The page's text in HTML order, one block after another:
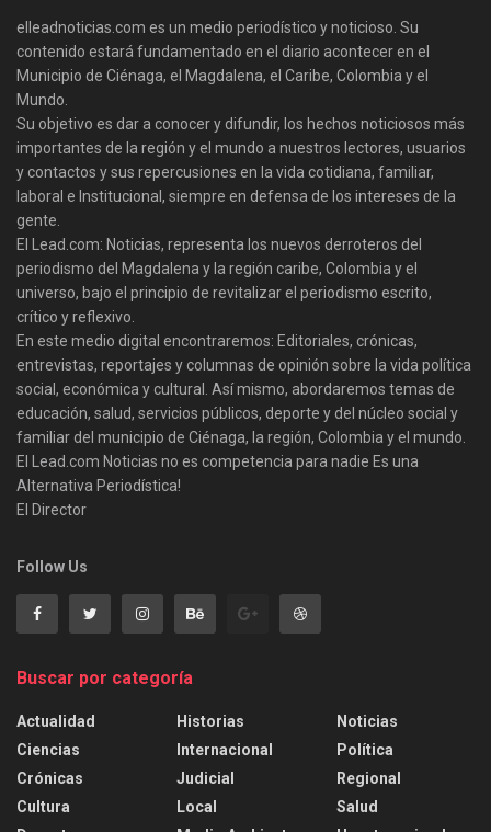
elleadnoticias.com es un medio periodístico y noticioso. Su
contenido estará fundamentado en el diario acontecer en el
Municipio de Ciénaga, el Magdalena, el Caribe, Colombia y el
Mundo.
Su objetivo es dar a conocer y difundir, los hechos noticiosos más
importantes de la región y el mundo a nuestros lectores, usuarios
y contactos y sus repercusiones en la vida cotidiana, familiar,
laboral e Institucional, siempre en defensa de los intereses de la
gente.
El Lead.com: Noticias, representa los nuevos derroteros del
periodismo del Magdalena y la región caribe, Colombia y el
universo, bajo el principio de revitalizar el periodismo escrito,
crítico y reflexivo.
En este medio digital encontraremos: Editoriales, crónicas,
entrevistas, reportajes y columnas de opinión sobre la vida política
social, económica y cultural. Así mismo, abordaremos temas de
educación, salud, servicios públicos, deporte y del núcleo social y
familiar del municipio de Ciénaga, la región, Colombia y el mundo.
El Lead.com Noticias no es competencia para nadie Es una
Alternativa Periodística!
El Director
Follow Us
Buscar por categoría
Actualidad
Ciencias
Crónicas
Cultura
Historias
Internacional
Judicial
Local
Noticias
Política
Regional
Salud